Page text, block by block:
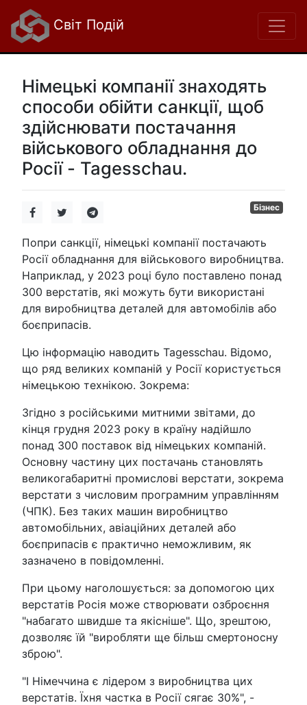
Світ Подій
Німецькі компанії знаходять
способи обійти санкції, щоб
здійснювати постачання
військового обладнання до
Росії - Tagesschau.
Бізнес
Попри санкції, німецькі компанії постачають
Росії обладнання для військового виробництва.
Наприклад, у 2023 році було поставлено понад
300 верстатів, які можуть бути використані
для виробництва деталей для автомобілів або
боєприпасів.
Цю інформацію наводить Tagesschau. Відомо,
що ряд великих компаній у Росії користується
німецькою технікою. Зокрема:
Згідно з російськими митними звітами, до
кінця грудня 2023 року в країну надійшло
понад 300 поставок від німецьких компаній.
Основну частину цих постачань становлять
великогабаритні промислові верстати, зокрема
верстати з числовим програмним управлінням
(ЧПК). Без таких машин виробництво
автомобільних, авіаційних деталей або
боєприпасів є практично неможливим, як
зазначено в повідомленні.
При цьому наголошується: за допомогою цих
верстатів Росія може створювати озброєння
"набагато швидше та якісніше". Що, зрештою,
дозволяє їй "виробляти ще більш смертоносну
зброю".
"І Німеччина є лідером з виробництва цих
верстатів. Їхня частка в Росії сягає 30%", -